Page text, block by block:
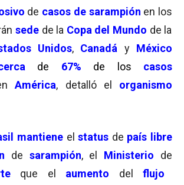
de casos de sarampión en los
sede de la Copa del Mundo de la
Unidos, Canadá y México
de 67% de los casos
América, detalló el organismo
mantieneel status de país libre
de sarampión, el Ministerio de
que el aumento del
flujo